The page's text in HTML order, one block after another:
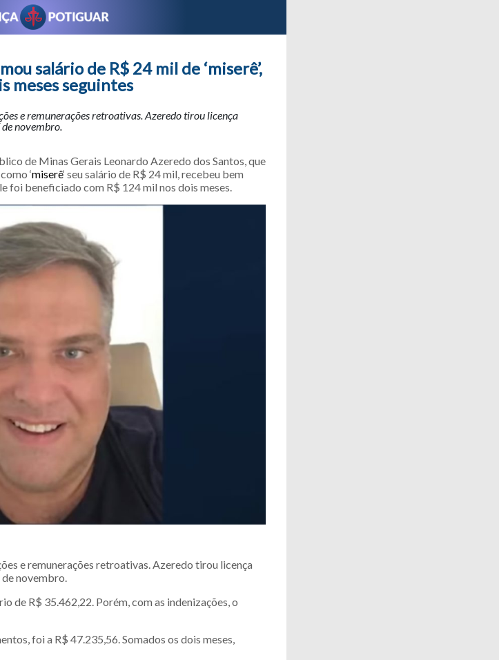
salário de R$ 24 mil de ‘miserê’,
meses seguintes
e remunerações retroativas. Azeredo tirou licença
novembro.
de Minas Gerais Leonardo Azeredo dos Santos, que
‘miserê‘ seu salário de R$ 24 mil, recebeu bem
foi beneficiado com R$ 124 mil nos dois meses.
e remunerações retroativas. Azeredo tirou licença
novembro.
de R$ 35.462,22. Porém, com as indenizações, o
foi a R$ 47.235,56. Somados os dois meses,